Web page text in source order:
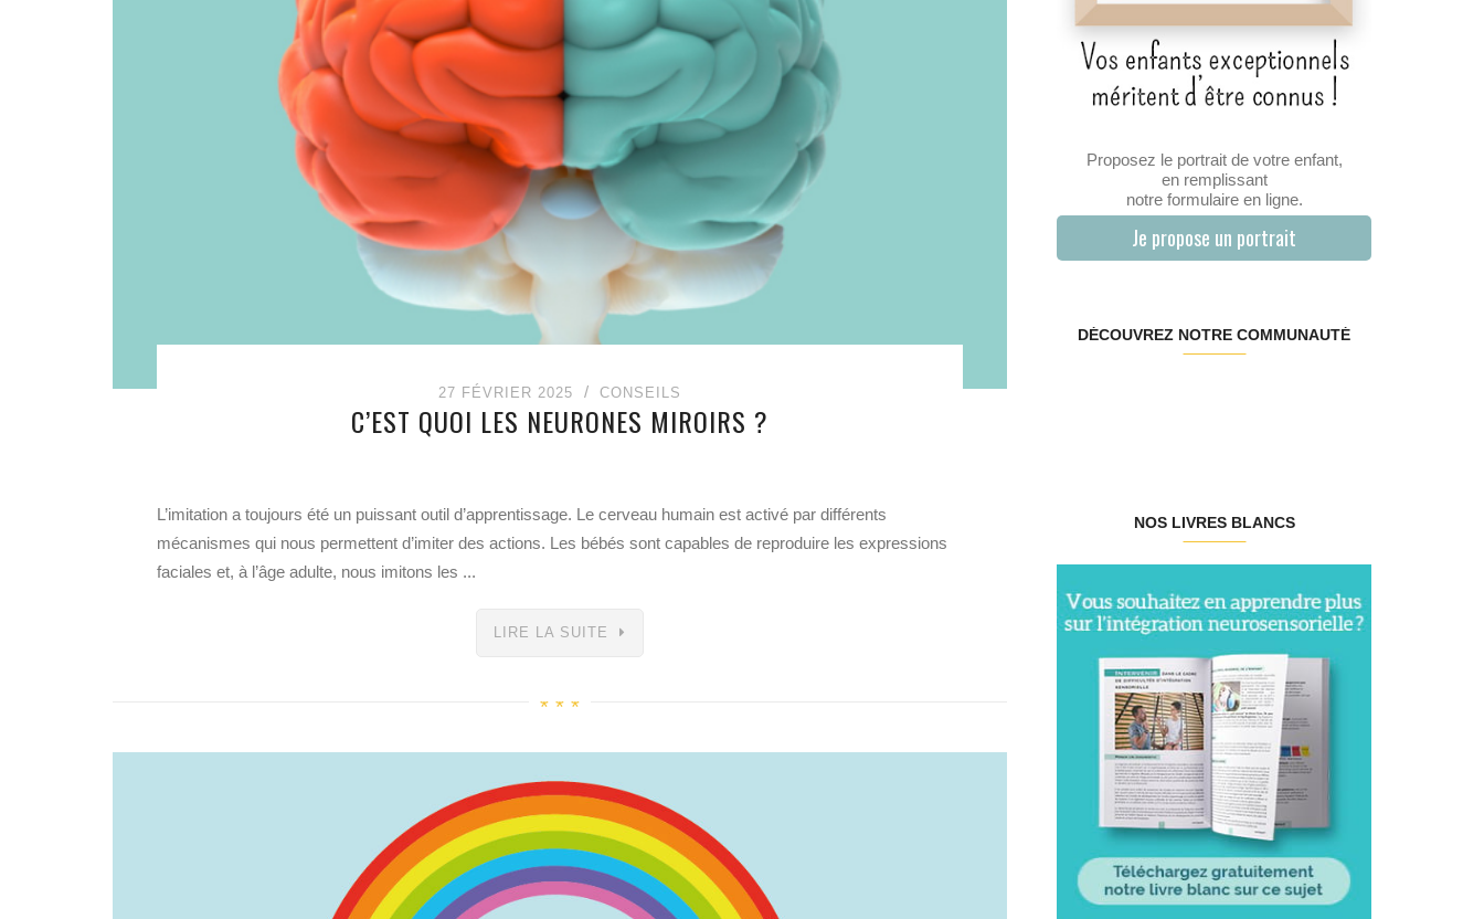
27 FÉVRIER 2025 CONSEILS
C’EST QUOI LES NEURONES MIROIRS ?
L’imitation a toujours été un puissant outil d’apprentissage. Le cerveau humain est activé par différents
mécanismes qui nous permettent d’imiter des actions. Les bébés sont capables de reproduire les expressions
faciales et, à l’âge adulte, nous imitons les ...
LIRE LA SUITE
Proposez le portrait de votre enfant,
en remplissant
notre formulaire en ligne.
Je propose un portrait
DÉCOUVREZ NOTRE COMMUNAUTÉ
NOS LIVRES BLANCS